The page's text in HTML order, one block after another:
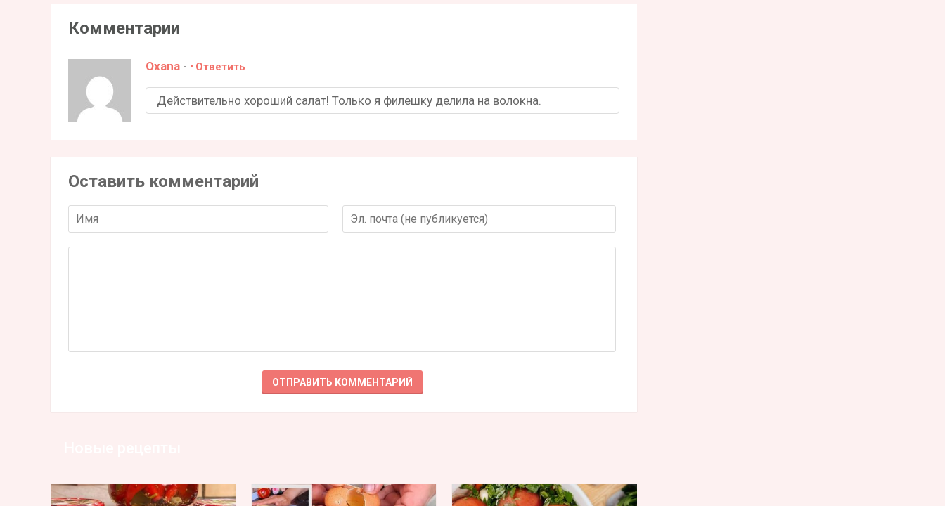
Комментарии
Oxana - Ответить
Действительно хороший салат! Только я филешку делила на волокна.
Оставить комментарий